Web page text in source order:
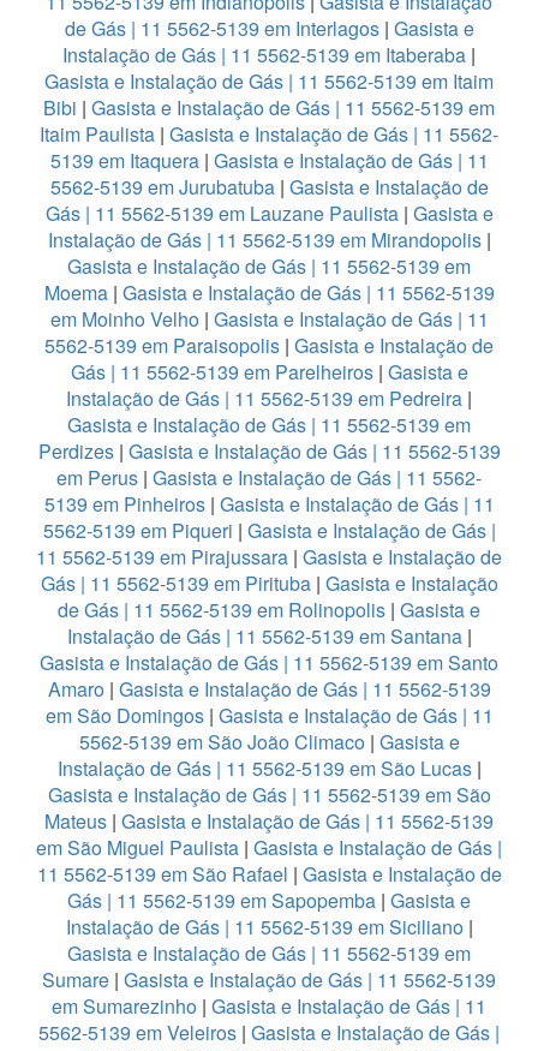
de Gás | 11 5562-5139 em Interlagos| Gasista e
Instalação de Gás | 11 5562-5139 em Itaberaba |
Gasista e Instalação de Gás | 11 5562-5139 em Itaim
Bibi | Gasista e Instalação de Gás | 11 5562-5139 em
Itaim Paulista | Gasista e Instalação de Gás | 11 5562-
5139 em Itaquera| Gasista e Instalação de Gás | 11
5562-5139 em Jurubatuba| Gasista e Instalação de
Gás | 11 5562-5139 em Lauzane Paulista | Gasista e
Instalação de Gás | 11 5562-5139 em Mirandopolis|
Gasista e Instalação de Gás | 11 5562-5139 em
Moema| Gasista e Instalação de Gás | 11 5562-5139
em Moinho Velho | Gasista e Instalação de Gás | 11
5562-5139 em Paraisopolis | Gasista e Instalação de
Gás | 11 5562-5139 em Parelheiros| Gasista e
Instalação de Gás | 11 5562-5139 em Pedreira |
Gasista e Instalação de Gás | 11 5562-5139 em
Perdizes| Gasista e Instalação de Gás | 11 5562-5139
em Perus | Gasista e Instalação de Gás | 11 5562-
5139 em Pinheiros| Gasista e Instalação de Gás | 11
5562-5139 em Piqueri | Gasista e Instalação de Gás |
11 5562-5139 em Pirajussara | Gasista e Instalação de
Gás | 11 5562-5139 em Pirituba| Gasista e Instalação
de Gás | 11 5562-5139 em Rolinopolis | Gasista e
Instalação de Gás | 11 5562-5139 em Santana|
Gasista e Instalação de Gás | 11 5562-5139 em Santo
Amaro| Gasista e Instalação de Gás | 11 5562-5139
em São Domingos| Gasista e Instalação de Gás | 11
5562-5139 em São João Climaco| Gasista e
Instalação de Gás | 11 5562-5139 em São Lucas|
Gasista e Instalação de Gás | 11 5562-5139 em São
Mateus | Gasista e Instalação de Gás | 11 5562-5139
em São Miguel Paulista | Gasista e Instalação de Gás |
11 5562-5139 em São Rafael | Gasista e Instalação de
Gás | 11 5562-5139 em Sapopemba | Gasista e
Instalação de Gás | 11 5562-5139 em Siciliano|
Gasista e Instalação de Gás | 11 5562-5139 em
Sumare | Gasista e Instalação de Gás | 11 5562-5139
em Sumarezinho | Gasista e Instalação de Gás | 11
5562-5139 em Veleiros | Gasista e Instalação de Gás |